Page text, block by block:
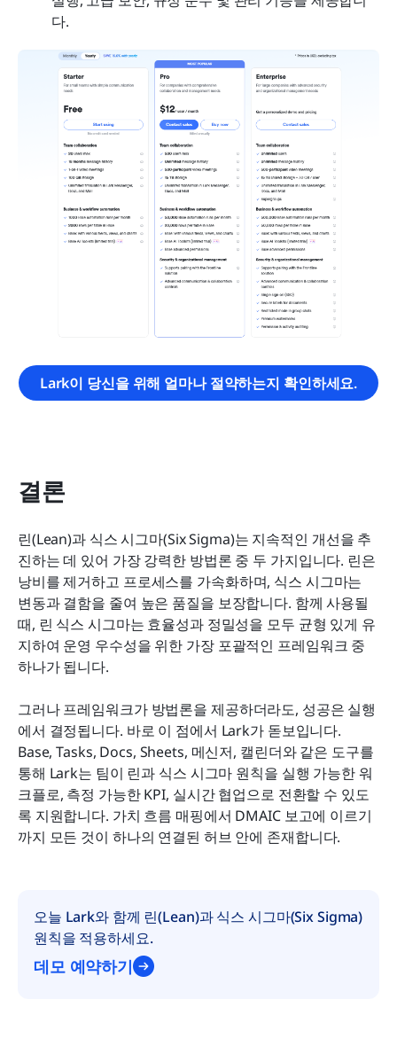
다.
Lark이 당신을 위해 얼마나 절약하는지 확인하세요.
결론
린(Lean)과 식스 시그마(Six Sigma)는 지속적인 개선을 추
진하는 데 있어 가장 강력한 방법론 중 두 가지입니다. 린은
낭비를 제거하고 프로세스를 가속화하며, 식스 시그마는
변동과 결함을 줄여 높은 품질을 보장합니다. 함께 사용될
때, 린 식스 시그마는 효율성과 정밀성을 모두 균형 있게 유
지하여 운영 우수성을 위한 가장 포괄적인 프레임워크 중
하나가 됩니다.
그러나 프레임워크가 방법론을 제공하더라도, 성공은 실행
에서 결정됩니다. 바로 이 점에서 Lark가 돋보입니다.
Base, Tasks, Docs, Sheets, 메신저, 캘린더와 같은 도구를
통해 Lark는 팀이 린과 식스 시그마 원칙을 실행 가능한 워
크플로, 측정 가능한 KPI, 실시간 협업으로 전환할 수 있도
록 지원합니다. 가치 흐름 매핑에서 DMAIC 보고에 이르기
까지 모든 것이 하나의 연결된 허브 안에 존재합니다.
오늘 Lark와 함께 린(Lean)과 식스 시그마(Six Sigma)
원칙을 적용하세요.
데모 예약하기